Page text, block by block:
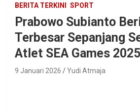
BERITA TERKINI SPORT
Prabowo Subianto
Terbesar Sepanjang
Atlet SEA Games 2025
9 Januari 2026 Yudi Atmaja